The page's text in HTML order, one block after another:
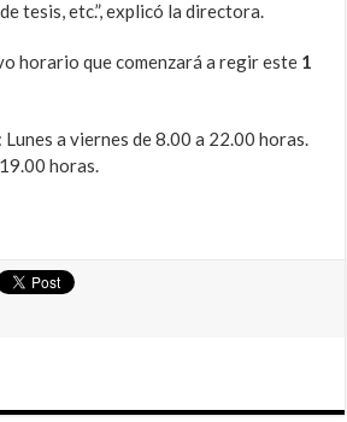
tesis, etc.”, explicó la directora.
horario que comenzará a regir este 1
a viernes de 8.00 a 22.00 horas.
horas.